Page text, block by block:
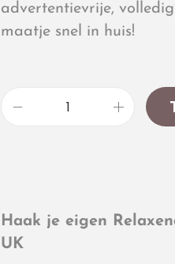
advertentievrije,
maatje snel in huis!
Haak je eigen
UK